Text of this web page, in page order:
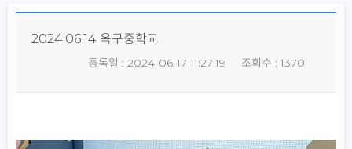
2024.06.14 옥구중학교
조회수 : 1370
등록일 : 2024-06-17 11:27:19